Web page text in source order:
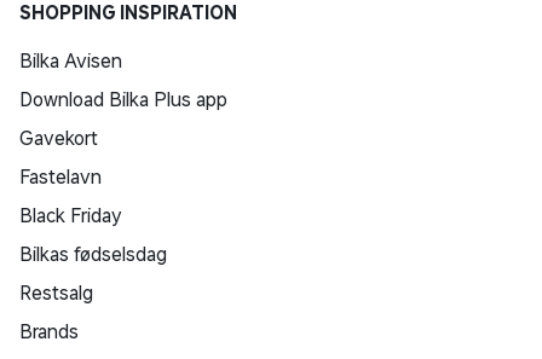
SHOPPING INSPIRATION
Bilka Avisen
Download Bilka Plus app
Gavekort
Fastelavn
Black Friday
Bilkas fødselsdag
Restsalg
Brands